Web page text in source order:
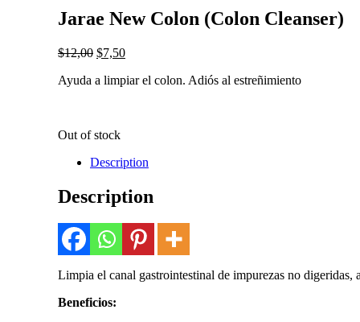
Jarae New Colon (Colon Cleanser)
$12,00 $7,50
Ayuda a limpiar el colon. Adiós al estreñimiento
Out of stock
Description
Description
Limpia el canal gastrointestinal de impurezas no digeridas,
Beneficios: